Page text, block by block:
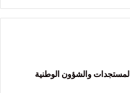
والشؤون الوطنية